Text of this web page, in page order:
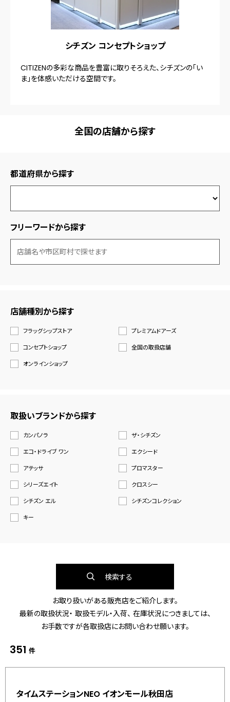
シチズン コンセプトショップ
CITIZENの多彩な商品を豊富に取りそろえた、シチズンの「い
ま」を体感いただける空間です。
全国の店舗から探す
都道府県から探す
フリーワードから探す
店舗種別から探す
フラッグシップストア
プレミアムドアーズ
コンセプトショップ
全国の取扱店舗
オンラインショップ
取扱いブランドから探す
カンパノラ
ザ・シチズン
エコ・ドライブ ワン
エクシード
アテッサ
プロマスター
シリーズエイト
クロスシー
シチズン エル
シチズンコレクション
キー
検索する
お取り扱いがある販売店をご紹介します。
最新の取扱状況・ 取扱モデル・入荷、 在庫状況につきましては、
お手数ですが各取扱店にお問い合わせ願います。
351 件
タイムステーションNEO イオンモール秋田店